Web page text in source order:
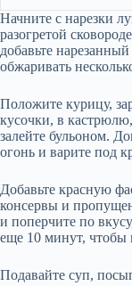
Начните с нарезки
разогретой
добавьте
обжаривать
Положите курицу,
кусочки, в
залейте бульоном.
огонь и варите под
Добавьте красную
консервы и
и поперчите по
еще 10 минут, чтобы
Подавайте суп,